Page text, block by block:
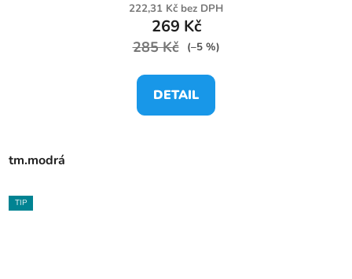
222,31 Kč bez DPH
269 Kč
285 Kč (–5 %)
DETAIL
tm.modrá
TIP